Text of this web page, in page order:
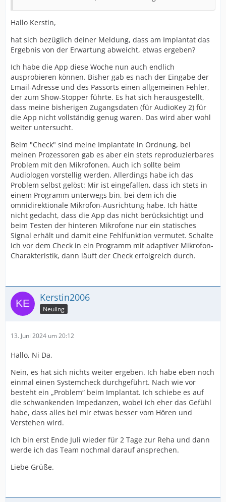
Hallo Kerstin,
hat sich bezüglich deiner Meldung, dass am Implantat das
Ergebnis von der Erwartung abweicht, etwas ergeben?
Ich habe die App diese Woche nun auch endlich
ausprobieren können. Bisher gab es nach der Eingabe der
Email-Adresse und des Passorts einen allgemeinen Fehler,
der zum Show-Stopper führte. Es hat sich herausgestellt,
dass meine bisherigen Zugangsdaten (für AudioKey 2) für
die App nicht vollständig genug waren. Das wird aber wohl
weiter untersucht.
Beim "Check" sind meine Implantate in Ordnung, bei
meinen Prozessoren gab es aber ein stets reproduzierbares
Problem mit den Mikrofonen. Auch ich sollte beim
Audiologen vorstellig werden. Allerdings habe ich das
Problem selbst gelöst: Mir ist eingefallen, dass ich stets in
einem Programm unterwegs bin, bei dem ich die
omnidirektionale Mikrofon-Ausrichtung habe. Ich hätte
nicht gedacht, dass die App das nicht berücksichtigt und
beim Testen der hinteren Mikrofone nur ein statisches
Signal erhält und damit eine Fehlfunktion vermutet. Schalte
ich vor dem Check in ein Programm mit adaptiver Mikrofon-
Charakteristik, dann läuft der Check erfolgreich durch.
Kerstin2006
Neuling
13. Juni 2024 um 20:12
Hallo, Ni Da,
Nein, es hat sich nichts weiter ergeben. Ich habe eben noch
einmal einen Systemcheck durchgeführt. Nach wie vor
besteht ein „Problem“ beim Implantat. Ich schiebe es auf
die schwankenden Impedanzen, wobei ich eher das Gefühl
habe, dass alles bei mir etwas besser vom Hören und
Verstehen wird.
Ich bin erst Ende Juli wieder für 2 Tage zur Reha und dann
werde ich das Team nochmal darauf ansprechen.
Liebe Grüße.